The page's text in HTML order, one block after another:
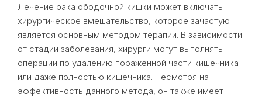
Лечение рака ободочной кишки может включать
хирургическое вмешательство, которое зачастую
является основным методом терапии. В зависимости
от стадии заболевания, хирурги могут выполнять
операции по удалению пораженной части кишечника
или даже полностью кишечника. Несмотря на
эффективность данного метода, он также имеет